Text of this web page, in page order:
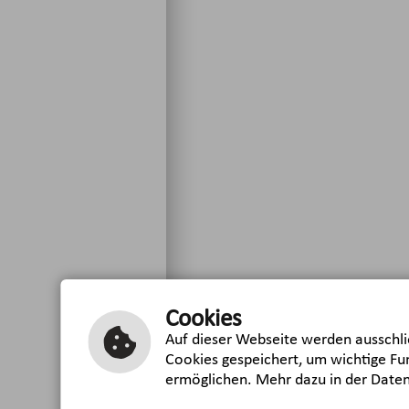
Cookies
Auf dieser Webseite werden
Cookies gespeichert, um wichtige
ermöglichen. Mehr dazu in der